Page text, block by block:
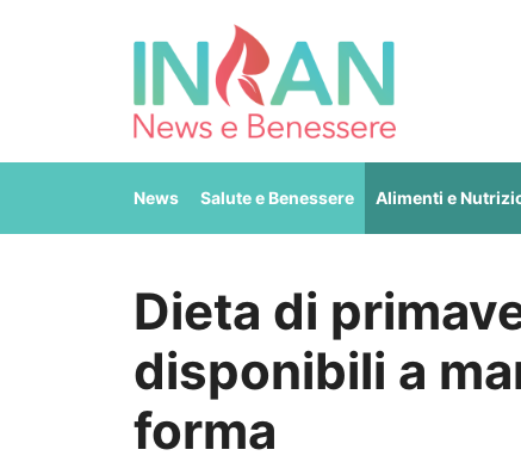
News Salute e Benessere Alimenti e
Dieta di
disponibili a
forma